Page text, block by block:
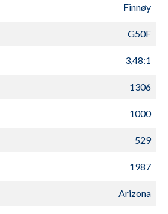
Finnøy
G50F
3,48:1
1306
1000
529
1987
Arizona